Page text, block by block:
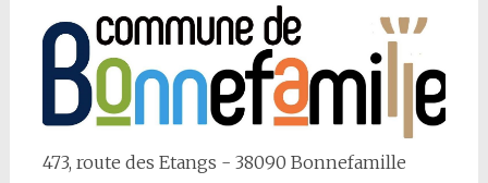
473, route des Etangs - 38090 Bonnefamille